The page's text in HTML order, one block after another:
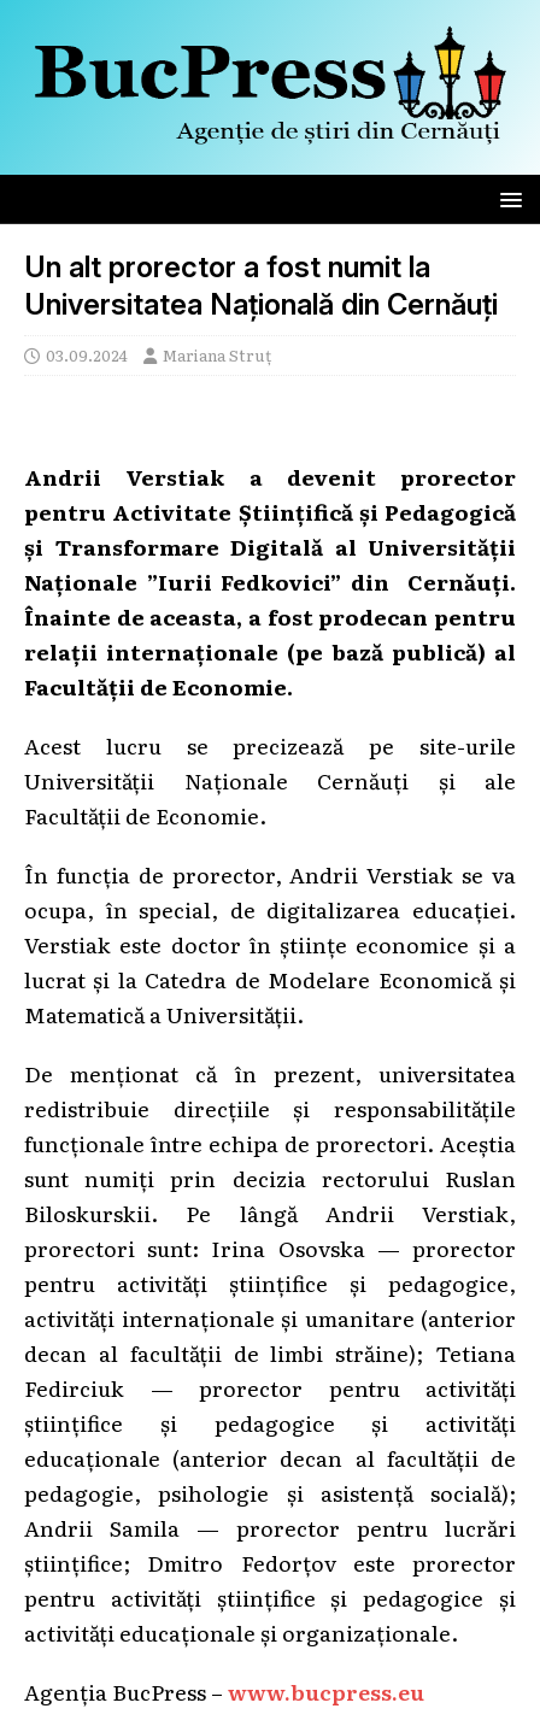
Un alt prorector a fost numit la
Universitatea Națională din Cernăuți
03.09.2024 Mariana Struț
Andrii Verstiak a devenit prorector
pentru Activitate Științifică și Pedagogică
și Transformare Digitală al Universității
Naționale ”Iurii Fedkovici” din Cernăuți.
Înainte de aceasta, a fost prodecan pentru
relații internaționale (pe bază publică) al
Facultății de Economie.
Acest lucru se precizează pe site-urile
Universității Naționale Cernăuți și ale
Facultății de Economie.
În funcția de prorector, Andrii Verstiak se va
ocupa, în special, de digitalizarea educației.
Verstiak este doctor în științe economice și a
lucrat și la Catedra de Modelare Economică și
Matematică a Universității.
De menționat că în prezent, universitatea
redistribuie direcțiile și responsabilitățile
funcționale între echipa de prorectori. Aceștia
sunt numiți prin decizia rectorului Ruslan
Biloskurskii. Pe lângă Andrii Verstiak,
prorectori sunt: Irina Osovska — prorector
pentru activități științifice și pedagogice,
activități internaționale și umanitare (anterior
decan al facultății de limbi străine); Tetiana
Fedirciuk — prorector pentru activități
științifice și pedagogice și activități
educaționale (anterior decan al facultății de
pedagogie, psihologie și asistență socială);
Andrii Samila — prorector pentru lucrări
științifice; Dmitro Fedorțov este prorector
pentru activități științifice și pedagogice și
activități educaționale și organizaționale.
Agenția BucPress –www.bucpress.eu